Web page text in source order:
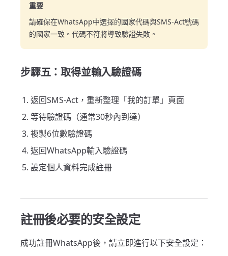
重要
請確保在WhatsApp中選擇的國家代碼與SMS-Act號碼
的國家一致。代碼不符將導致驗證失敗。
步驟五：取得並輸入驗證碼
返回SMS-Act，重新整理「我的訂單」頁面
等待驗證碼（通常30秒內到達）
複製6位數驗證碼
返回WhatsApp輸入驗證碼
設定個人資料完成註冊
註冊後必要的安全設定
成功註冊WhatsApp後，請立即進行以下安全設定：